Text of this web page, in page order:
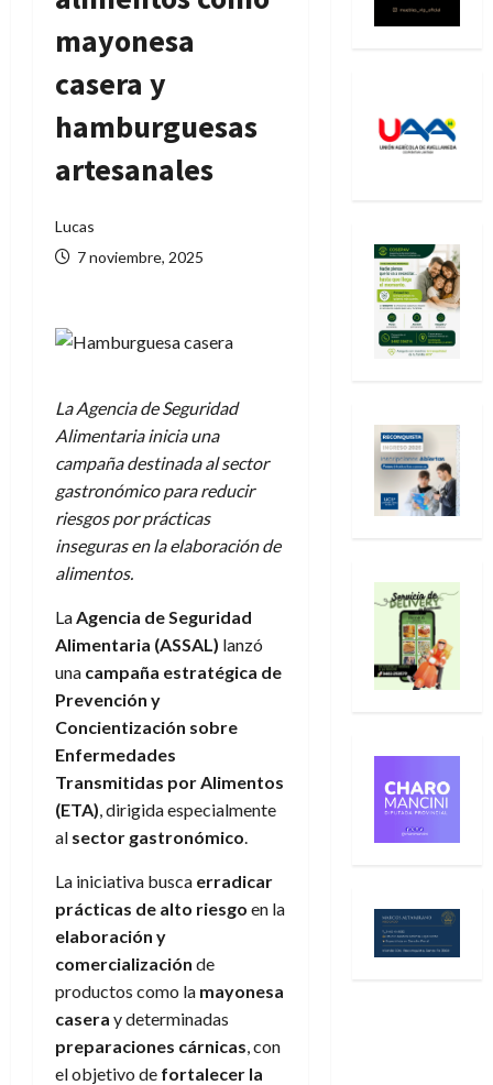
mayonesa
casera y
hamburguesas
artesanales
Lucas
7 noviembre, 2025
La Agencia de Seguridad
Alimentaria inicia una
campaña destinada al sector
gastronómico para reducir
riesgos por prácticas
inseguras en la elaboración de
alimentos.
LaAgencia de Seguridad
Alimentaria (ASSAL) lanzó
una campaña estratégica de
Prevención y
Concientización sobre
Enfermedades
Transmitidas por Alimentos
(ETA), dirigida especialmente
al sector gastronómico.
La iniciativa busca erradicar
prácticas de alto riesgo en la
elaboración y
comercialización de
productos como la mayonesa
casera y determinadas
preparaciones cárnicas, con
el objetivo de fortalecer la